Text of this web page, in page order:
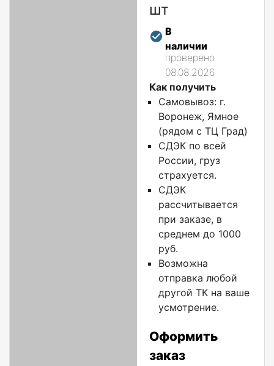
шт
В
наличии
проверено
08.08.2026
Как получить
Самовывоз: г.
Воронеж, Ямное
(рядом с ТЦ Град)
СДЭК по всей
России, груз
страхуется.
СДЭК
рассчитывается
при заказе, в
среднем до 1000
руб.
Возможна
отправка любой
другой ТК на ваше
усмотрение.
Оформить
заказ